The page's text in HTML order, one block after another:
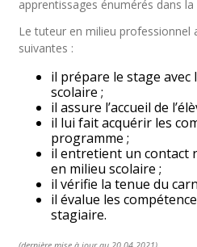
apprentissages énumérés dans
Le tuteur en milieu professionnel
suivantes :
il prépare le stage
scolaire ;
il assure l’accueil de
il lui fait acquérir les
programme ;
il entretient un contact
en milieu scolaire ;
il vérifie la tenue du
il évalue les
stagiaire.